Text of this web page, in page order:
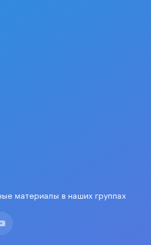
материалы в наших группах